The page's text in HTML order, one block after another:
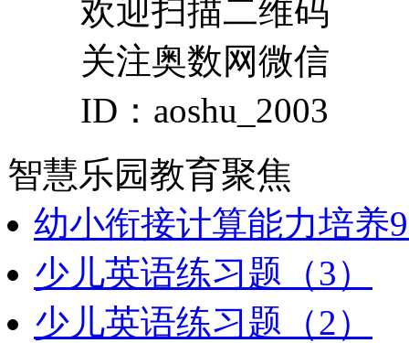
欢迎扫描二维码
关注奥数网微信
ID：aoshu_2003
智慧乐园教育聚焦
幼小衔接计算能力培养
少儿英语练习题（3）
少儿英语练习题（2）